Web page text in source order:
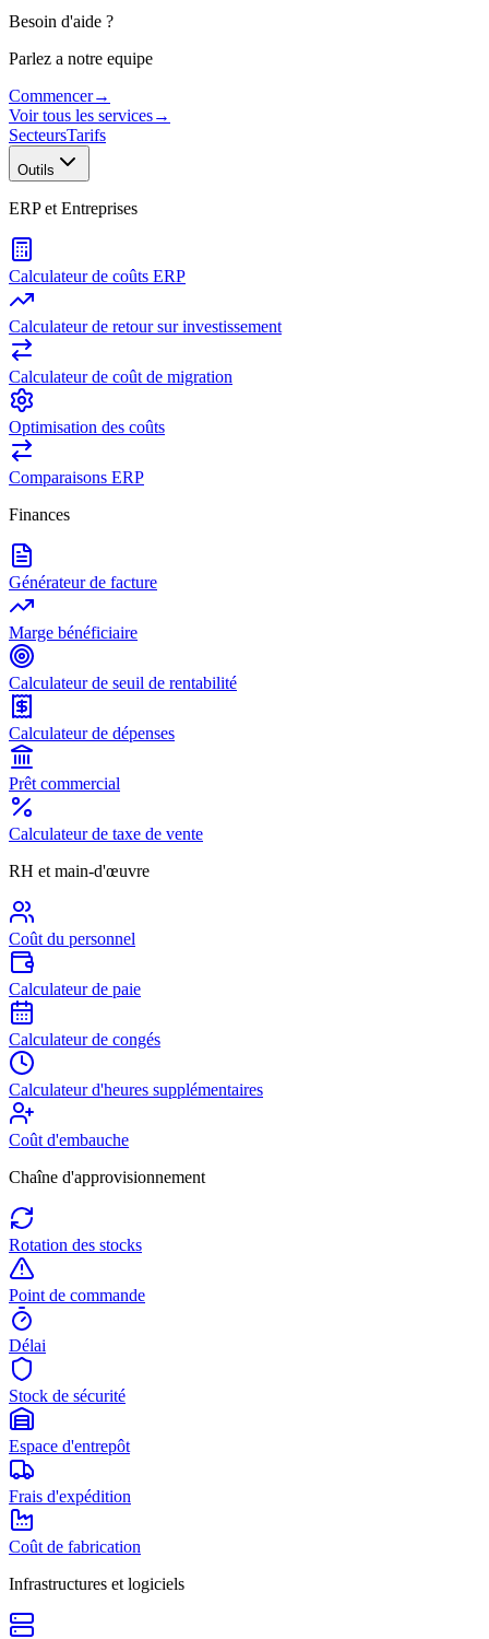
Besoin d'aide ?
Parlez a notre equipe
Commencer→
Voir tous les services→
SecteursTarifs
Outils
ERP et Entreprises
Calculateur de coûts ERP
Calculateur de retour sur investissement
Calculateur de coût de migration
Optimisation des coûts
Comparaisons ERP
Finances
Générateur de facture
Marge bénéficiaire
Calculateur de seuil de rentabilité
Calculateur de dépenses
Prêt commercial
Calculateur de taxe de vente
RH et main-d'œuvre
Coût du personnel
Calculateur de paie
Calculateur de congés
Calculateur d'heures supplémentaires
Coût d'embauche
Chaîne d'approvisionnement
Rotation des stocks
Point de commande
Délai
Stock de sécurité
Espace d'entrepôt
Frais d'expédition
Coût de fabrication
Infrastructures et logiciels